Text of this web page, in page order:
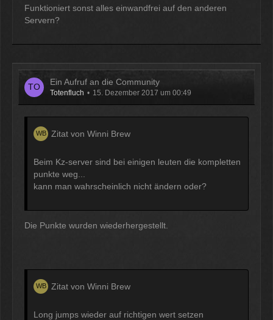
Funktioniert sonst alles einwandfrei auf den anderen
Servern?
Ein Aufruf an die Community
Totenfluch 15. Dezember 2017 um 00:49
Zitat von Winni Brew
Beim Kz-server sind bei einigen leuten die kompletten
punkte weg...
kann man wahrscheinlich nicht ändern oder?
Die Punkte wurden wiederhergestellt.
Zitat von Winni Brew
Long jumps wieder auf richtigen wert setzen